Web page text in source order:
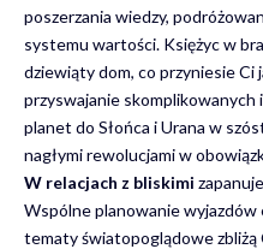
poszerzania wiedzy,
systemu wartości. Księżyc w
dziewiąty dom, co przyniesie Ci
przyswajanie skomplikowanych
planet do Słońca i Urana w
nagłymi rewolucjami w
W relacjach z bliskimi
Wspólne planowanie wyjazdów
tematy światopoglądowe zbliżą